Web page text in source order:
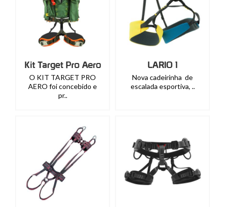
Kit Target Pro Aero
O KIT TARGET PRO
AERO foi concebido e
pr..
LARIO 1
Nova cadeirinha de
escalada esportiva, ..